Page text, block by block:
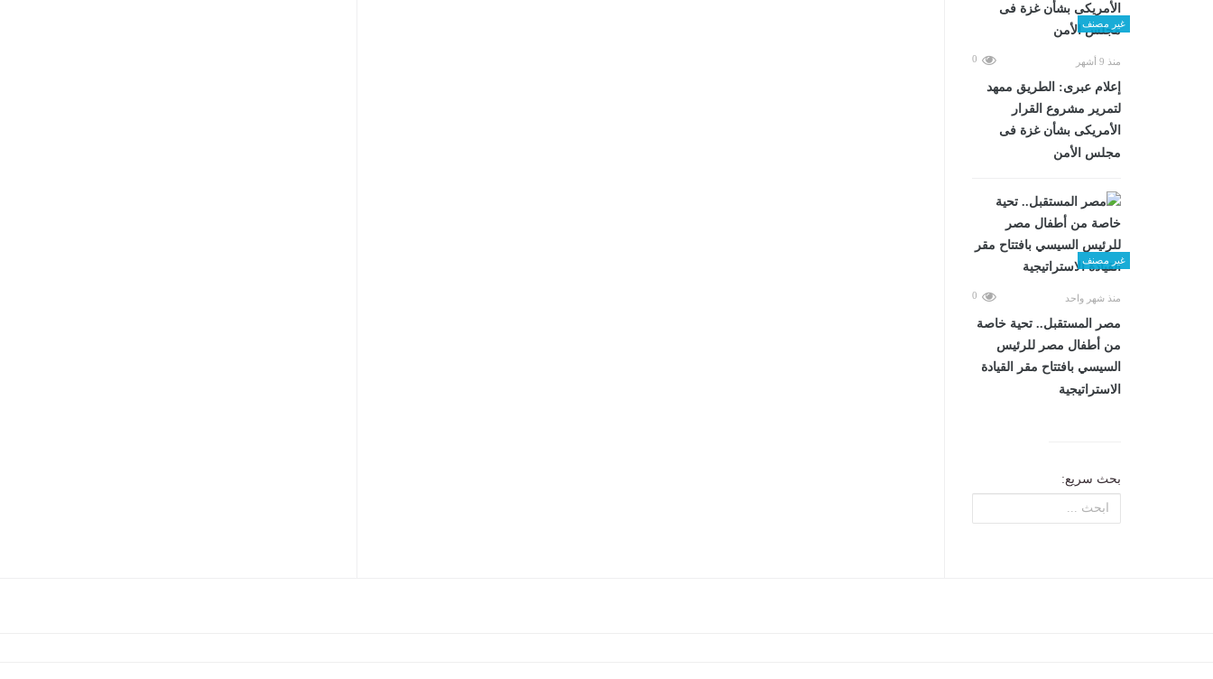
غير مصنف
منذ 9 أشهر 0
إعلام عبرى: الطريق ممهد
لتمرير مشروع القرار
الأمريكى بشأن غزة فى
مجلس الأمن
غير مصنف
منذ شهر واحد 0
مصر المستقبل.. تحية خاصة
من أطفال مصر للرئيس
السيسي بافتتاح مقر القيادة
الاستراتيجية
بحث سريع: